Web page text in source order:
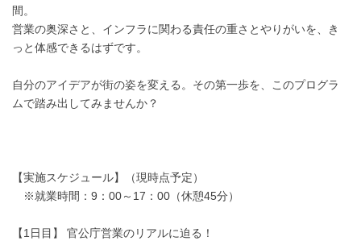
間。
営業の奥深さと、インフラに関わる責任の重さとやりがいを、き
っと体感できるはずです。
自分のアイデアが街の姿を変える。その第一歩を、このプログラ
ムで踏み出してみませんか？
【実施スケジュール】（現時点予定）
※就業時間：9：00～17：00（休憩45分）
【1日目】 官公庁営業のリアルに迫る！